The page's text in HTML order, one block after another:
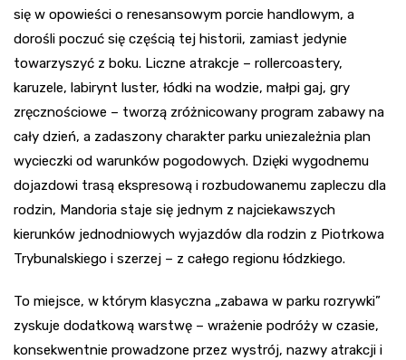
się w opowieści o renesansowym porcie handlowym, a
dorośli poczuć się częścią tej historii, zamiast jedynie
towarzyszyć z boku. Liczne atrakcje – rollercoastery,
karuzele, labirynt luster, łódki na wodzie, małpi gaj, gry
zręcznościowe – tworzą zróżnicowany program zabawy na
cały dzień, a zadaszony charakter parku uniezależnia plan
wycieczki od warunków pogodowych. Dzięki wygodnemu
dojazdowi trasą ekspresową i rozbudowanemu zapleczu dla
rodzin, Mandoria staje się jednym z najciekawszych
kierunków jednodniowych wyjazdów dla rodzin z Piotrkowa
Trybunalskiego i szerzej – z całego regionu łódzkiego.
To miejsce, w którym klasyczna „zabawa w parku rozrywki”
zyskuje dodatkową warstwę – wrażenie podróży w czasie,
konsekwentnie prowadzone przez wystrój, nazwy atrakcji i